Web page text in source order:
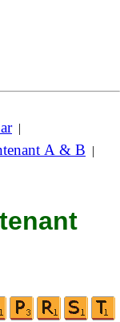
|
A & B |